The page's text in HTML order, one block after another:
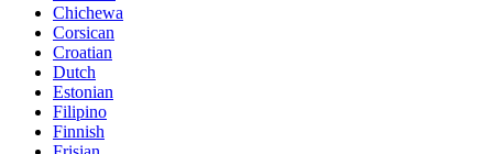
Chichewa
Corsican
Croatian
Dutch
Estonian
Filipino
Finnish